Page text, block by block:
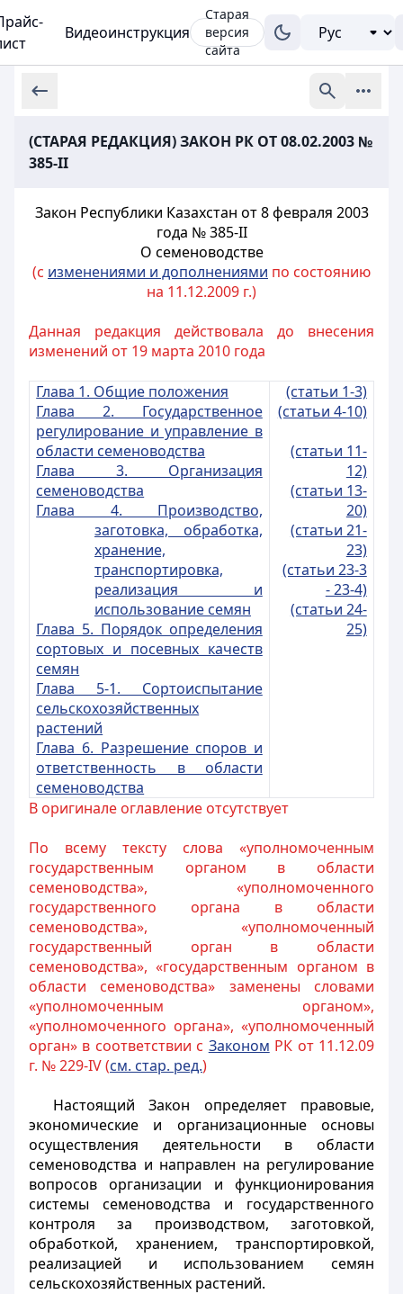
Видеоинструкция
Старая
версия
сайта
(СТАРАЯ РЕДАКЦИЯ) ЗАКОН РК ОТ 08.02.2003 №
385-II
Закон Республики Казахстан от 8 февраля 2003
года № 385-II
О семеноводстве
(с изменениями и дополнениями по состоянию
на 11.12.2009 г.)
Данная редакция действовала до внесения
изменений от 19 марта 2010 года
Глава 1. Общие положения
Глава 2. Государственное
регулирование и управление в
области семеноводства
Глава 3. Организация
семеноводства
Глава 4. Производство,
заготовка, обработка,
хранение,
транспортировка,
реализация и
использование семян
Глава 5. Порядок определения
сортовых и посевных качеств
семян
Глава 5-1. Сортоиспытание
сельскохозяйственных
растений
Глава 6. Разрешение споров и
ответственность в области
семеноводства
(статьи 1-3)
(статьи 4-10)
(статьи 11-
12)
(статьи 13-
20)
(статьи 21-
23)
(статьи 23-3
- 23-4)
(статьи 24-
25)
В оригинале оглавление отсутствует
По всему тексту слова «уполномоченным
государственным органом в области
семеноводства», «уполномоченного
государственного органа в области
семеноводства», «уполномоченный
государственный орган в области
семеноводства», «государственным органом в
области семеноводства» заменены словами
«уполномоченным органом»,
«уполномоченного органа», «уполномоченный
орган» в соответствии с Законом РК от 11.12.09
г. № 229-IV (см. стар. ред.)
Настоящий Закон определяет правовые,
экономические и организационные основы
осуществления деятельности в области
семеноводства и направлен на регулирование
вопросов организации и функционирования
системы семеноводства и государственного
контроля за производством, заготовкой,
обработкой, хранением, транспортировкой,
реализацией и использованием семян
сельскохозяйственных растений.